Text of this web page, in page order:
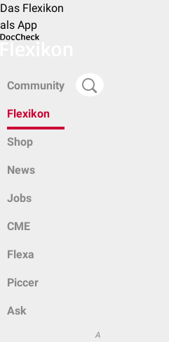
Das Flexikon
als App
Community
Flexikon
Shop
News
Jobs
CME
Flexa
Piccer
Ask
A